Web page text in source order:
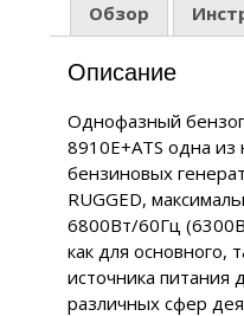
Обзор
Описание
Однофазный
8910E+ATS одна
бензиновых
RUGGED,
6800Вт/60Гц
как для основного,
источника питания
различных сфер